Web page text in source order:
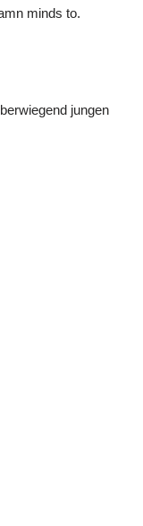
minds to.
jungen